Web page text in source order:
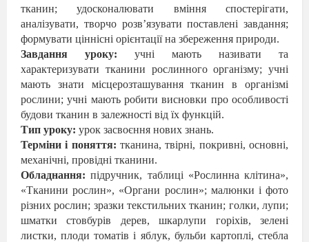
тканин; удосконалювати вміння спостерігати,
аналізувати, творчо розв’язувати поставлені завдання;
формувати ціннісні орієнтації на збереження природи.
Завдання уроку:
учні мають називати та
характеризувати тканини рослинного організму; учні
мають знати місцерозташування тканин в організмі
рослини; учні мають робити висновки про особливості
будови тканин в залежності від їх функцій.
Тип уроку: урок засвоєння нових знань.
Терміни і поняття: тканина, твірні, покривні, основні,
механічні, провідні тканини.
Обладнання: підручник, таблиці «Рослинна клітина»,
«Тканини рослин», «Органи рослин»; малюнки і фото
різних рослин; зразки текстильних тканин; голки, лупи;
шматки стовбурів дерев, шкарлупи горіхів, зелені
листки, плоди томатів і яблук, бульби картоплі, стебла